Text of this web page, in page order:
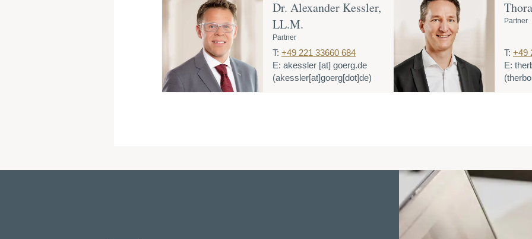
Dr. Alexander Kessler,
LL.M.
Partner
T: +49 221 33660 684
E: akessler [at] goerg.de
(akessler[at]goerg[dot]de)
Partner
T: +49
E: